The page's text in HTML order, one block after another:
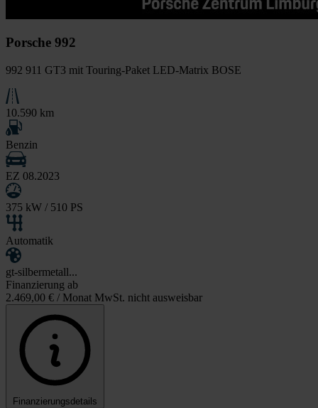
Porsche 992
992 911 GT3 mit Touring-Paket LED-Matrix BOSE
10.590 km
Benzin
EZ 08.2023
375 kW / 510 PS
Automatik
gt-silbermetall...
Finanzierung ab
2.469,00 € / Monat MwSt. nicht ausweisbar
Finanzierungsdetails